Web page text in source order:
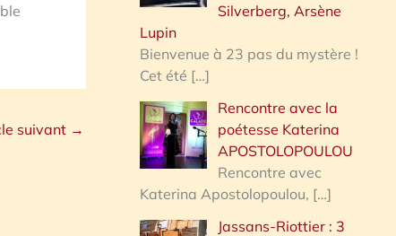
suivant →
Silverberg, Arsène
Lupin
Bienvenue à 23 pas du mystère !
Cet été […]
Rencontre avec la
poétesse Katerina
APOSTOLOPOULOU
Rencontre avec
Katerina Apostolopoulou, […]
Jassans-Riottier : 3